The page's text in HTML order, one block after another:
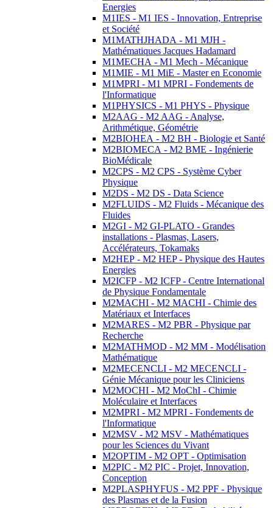
Energies
M1IES - M1 IES - Innovation, Entreprise
et Société
M1MATHJHADA - M1 MJH -
Mathématiques Jacques Hadamard
M1MECHA - M1 Mech - Mécanique
M1MIE - M1 MiE - Master en Economie
M1MPRI - M1 MPRI - Fondements de
l'Informatique
M1PHYSICS - M1 PHYS - Physique
M2AAG - M2 AAG - Analyse,
Arithmétique, Géométrie
M2BIOHEA - M2 BH - Biologie et Santé
M2BIOMECA - M2 BME - Ingénierie
BioMédicale
M2CPS - M2 CPS - Système Cyber
Physique
M2DS - M2 DS - Data Science
M2FLUIDS - M2 Fluids - Mécanique des
Fluides
M2GI - M2 GI-PLATO - Grandes
installations - Plasmas, Lasers,
Accélérateurs, Tokamaks
M2HEP - M2 HEP - Physique des Hautes
Energies
M2ICFP - M2 ICFP - Centre International
de Physique Fondamentale
M2MACHI - M2 MACHI - Chimie des
Matériaux et Interfaces
M2MARES - M2 PBR - Physique par
Recherche
M2MATHMOD - M2 MM - Modélisation
Mathématique
M2MECENCLI - M2 MECENCLI -
Génie Mécanique pour les Cliniciens
M2MOCHI - M2 MoChI - Chimie
Moléculaire et Interfaces
M2MPRI - M2 MPRI - Fondements de
l'Informatique
M2MSV - M2 MSV - Mathématiques
pour les Sciences du Vivant
M2OPTIM - M2 OPT - Optimisation
M2PIC - M2 PIC - Projet, Innovation,
Conception
M2PLASPHYFUS - M2 PPF - Physique
des Plasmas et de la Fusion